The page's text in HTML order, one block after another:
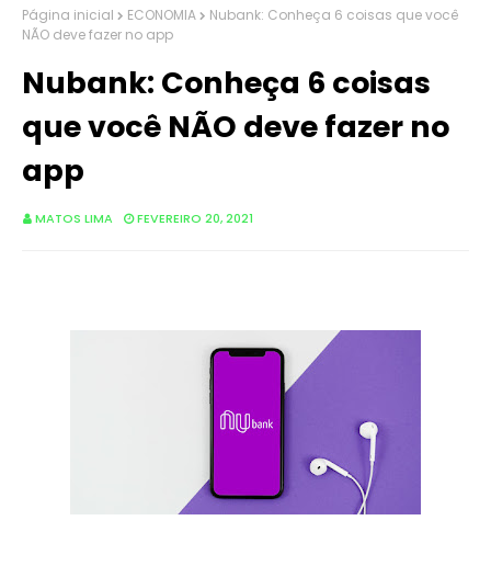
Página inicial ECONOMIA
Nubank: Conheça 6 coisas que você
NÃO deve fazer no app
Nubank: Conheça 6 coisas
que você NÃO deve fazer no
app
MATOS LIMA FEVEREIRO 20, 2021